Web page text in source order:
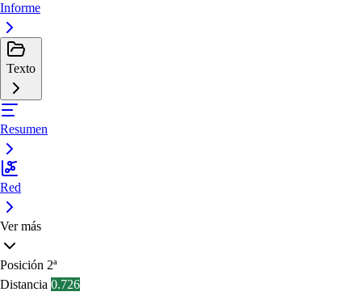
Informe
Texto
Resumen
Red
Ver más
Posición 2ª
Distancia 0.726